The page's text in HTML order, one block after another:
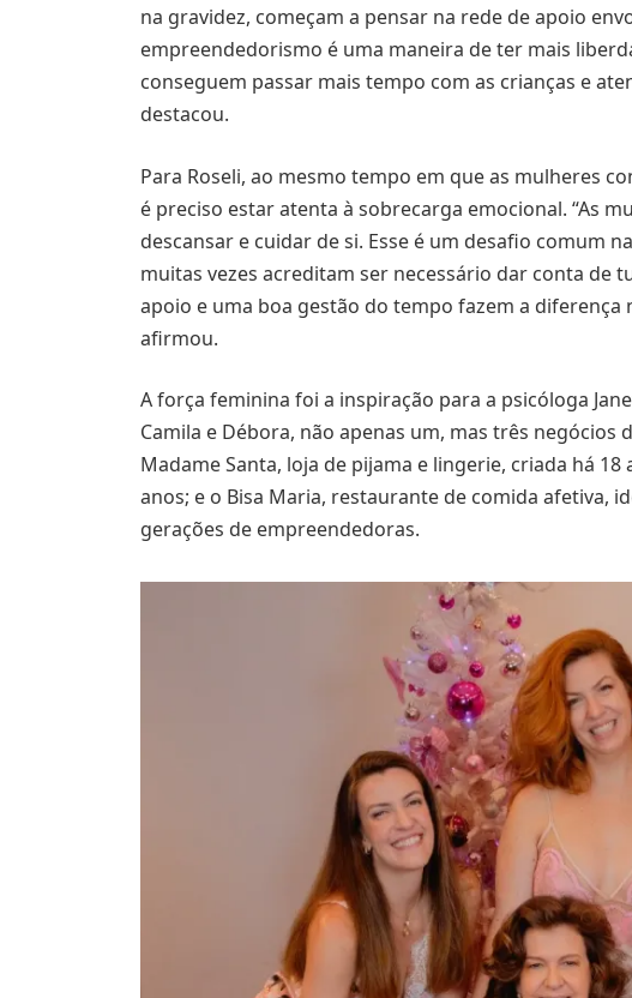
na gravidez, começam a pensar na rede de apoio
empreendedorismo é uma maneira de ter mais
conseguem passar mais tempo com as crianças e
destacou.
Para Roseli, ao mesmo tempo em que as mulheres
é preciso estar atenta à sobrecarga emocional. “As
descansar e cuidar de si. Esse é um desafio comum
muitas vezes acreditam ser necessário dar conta de
apoio e uma boa gestão do tempo fazem a diferença
afirmou.
A força feminina foi a inspiração para a psicóloga
Camila e Débora, não apenas um, mas três negócios
Madame Santa, loja de pijama e lingerie, criada há 18
anos; e o Bisa Maria, restaurante de comida afetiva,
gerações de empreendedoras.